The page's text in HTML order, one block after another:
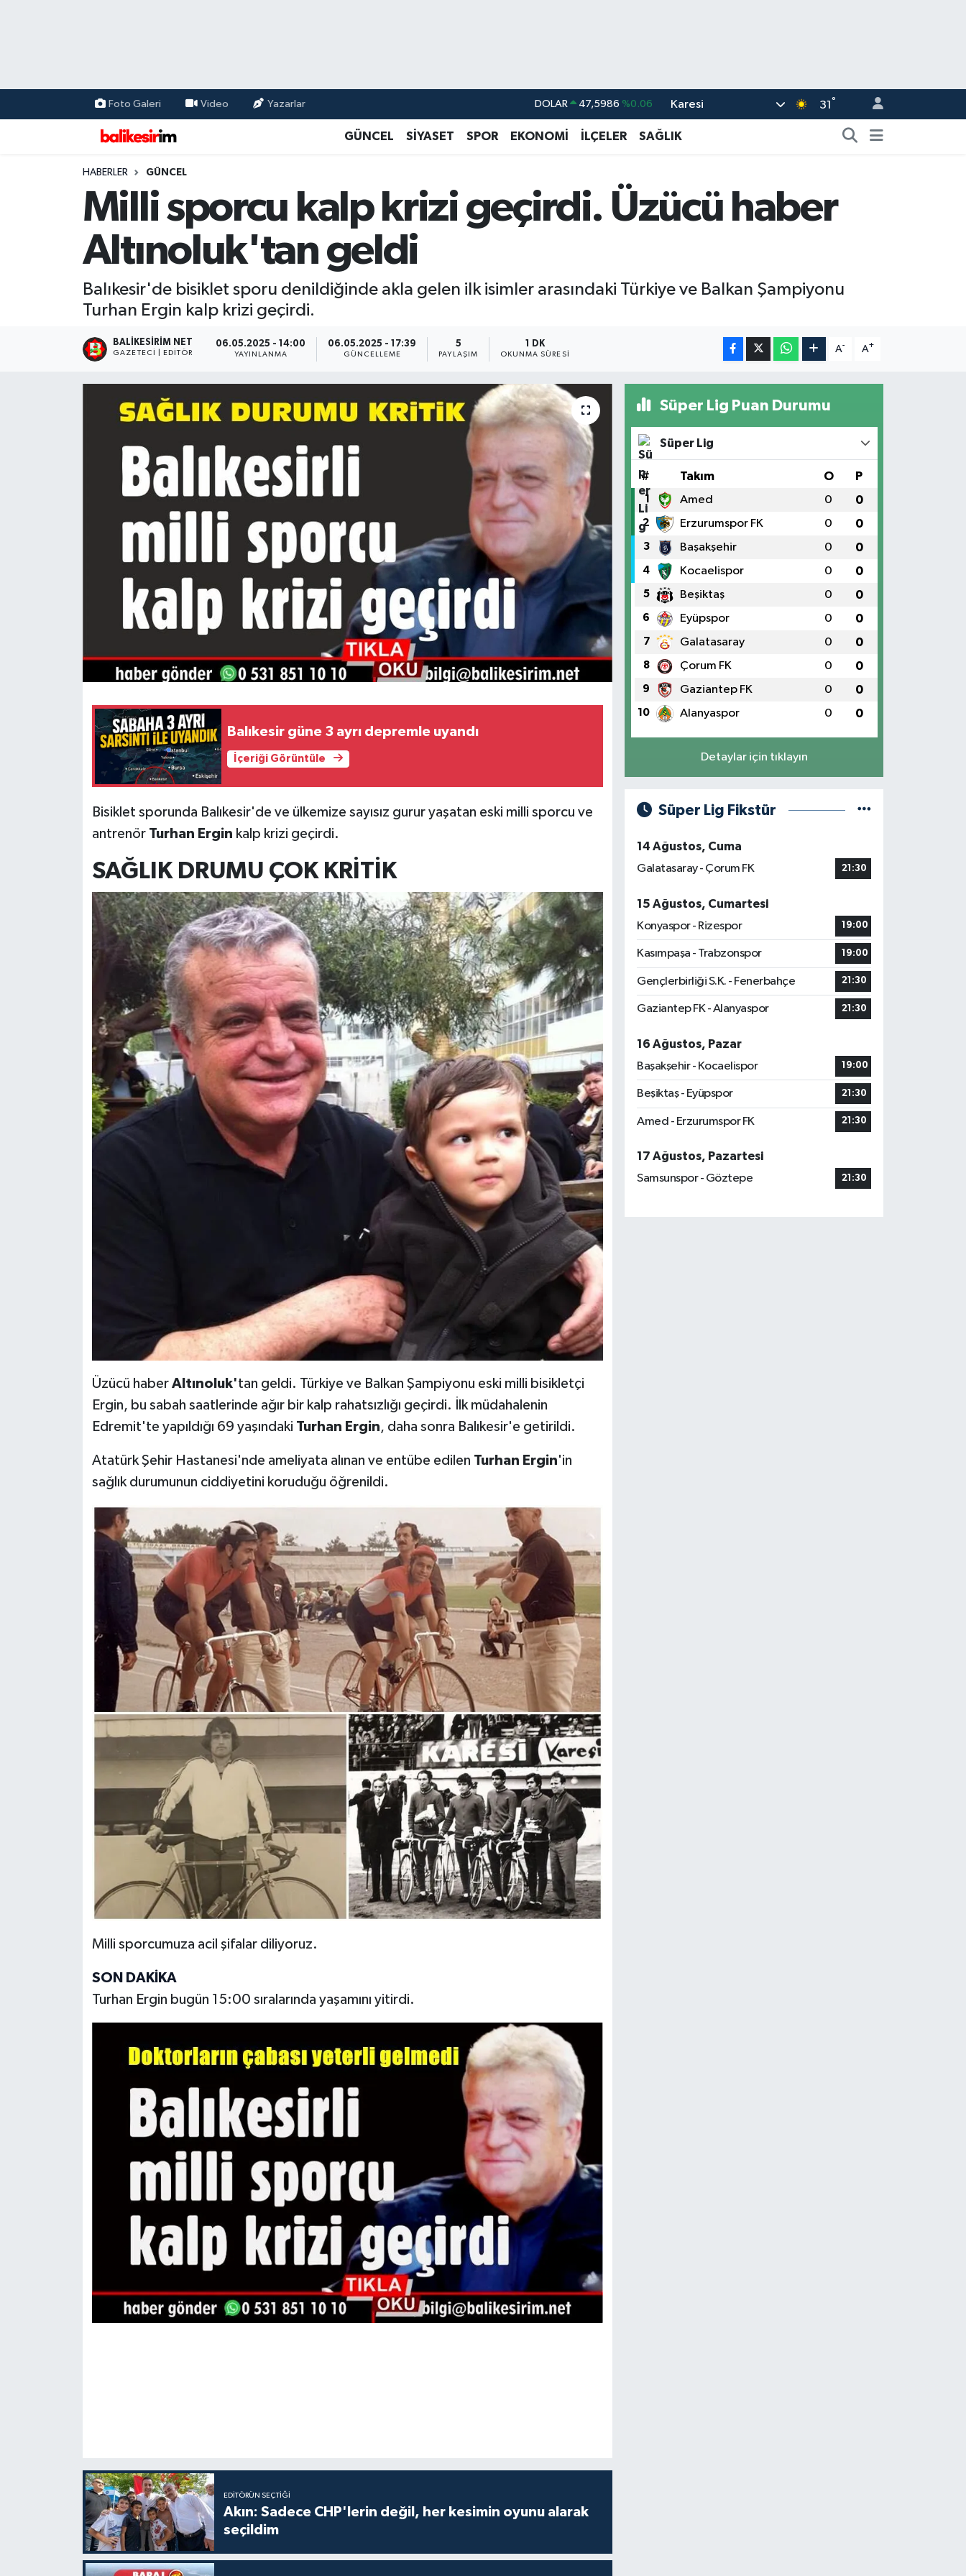
Foto Galeri Video Yazarlar DOLAR 47,5986 %0.06
EURO 55,0700 %0.1
6518.23 %0.39
BİST100 13.768 %48
Karesi 31 °
GÜNCEL SİYASET SPOR EKONOMİ İLÇELER SAĞLIK
HABERLER GÜNCEL
Milli sporcu kalp krizi geçirdi. Üzücü haber
Altınoluk'tan geldi
Balıkesir'de bisiklet sporu denildiğinde akla gelen ilk isimler arasındaki Türkiye ve Balkan Şampiyonu
Turhan Ergin kalp krizi geçirdi.
BALIKESIRIM NET
GAZETECI | EDITÖR
06.05.2025 - 14:00
YAYINLANMA
06.05.2025 - 17:39
GÜNCELLEME
5
PAYLAŞIM
1 DK
OKUNMA SÜRESI
A- A+
Balıkesir güne 3 ayrı depremle uyandı
İçeriği Görüntüle
Bisiklet sporunda Balıkesir'de ve ülkemize sayısız gurur yaşatan eski milli sporcu ve
antrenör Turhan Ergin kalp krizi geçirdi.
SAĞLIK DRUMU ÇOK KRİTİK
Üzücü haber Altınoluk'tan geldi. Türkiye ve Balkan Şampiyonu eski milli bisikletçi
Ergin, bu sabah saatlerinde ağır bir kalp rahatsızlığı geçirdi. İlk müdahalenin
Edremit'te yapıldığı 69 yaşındaki Turhan Ergin, daha sonra Balıkesir'e getirildi.
Atatürk Şehir Hastanesi'nde ameliyata alınan ve entübe edilen Turhan Ergin'in
sağlık durumunun ciddiyetini koruduğu öğrenildi.
Milli sporcumuza acil şifalar diliyoruz.
SON DAKİKA
Turhan Ergin bugün 15:00 sıralarında yaşamını yitirdi.
EDITÖRÜN SEÇTIĞI
Akın: Sadece CHP'lerin değil, her kesimin oyunu alarak
seçildim
Süper Lig Puan Durumu
Süper Lig
# Takım O P
1 Amed 0 0
2 Erzurumspor FK 0 0
3 Başakşehir 0 0
4 Kocaelispor 0 0
5 Beşiktaş 0 0
6 Eyüpspor 0 0
7 Galatasaray 0 0
8 Çorum FK 0 0
9 Gaziantep FK 0 0
10 Alanyaspor 0 0
Detaylar için tıklayın
Süper Lig Fikstür
14 Ağustos, Cuma
Galatasaray - Çorum FK
21:30
15 Ağustos, Cumartesi
Konyaspor - Rizespor
19:00
Kasımpaşa - Trabzonspor 19:00
Gençlerbirliği S.K. - Fenerbahçe 21:30
Gaziantep FK - Alanyaspor 21:30
16 Ağustos, Pazar
Başakşehir - Kocaelispor
19:00
Beşiktaş - Eyüpspor 21:30
Amed - Erzurumspor FK 21:30
17 Ağustos, Pazartesi
Samsunspor - Göztepe
21:30